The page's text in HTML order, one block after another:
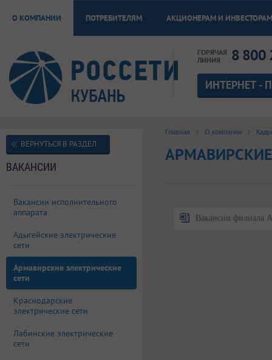
О КОМПАНИИ ПОТРЕБИТЕЛЯМ АКЦИОНЕРАМ И ИНВЕСТОРАМ
ГОРЯЧАЯ
ЛИНИЯ
8 800
ИНТЕРНЕТ -
Главная О компании
Вакансии филиала
ВЕРНУТЬСЯ В РАЗДЕЛ
ВАКАНСИИ
Вакансии исполнительного
аппарата
Адыгейские электрические
сети
Армавирские электрические
сети
Краснодарские
электрические сети
Лабинские электрические
сети